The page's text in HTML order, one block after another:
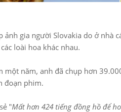
ảnh gia người Slovakia do ở nhà
loài hoa khác nhau.
một năm, anh đã chụp hơn
đoạn phim.
"Mất hơn 424 tiếng đồng hồ để